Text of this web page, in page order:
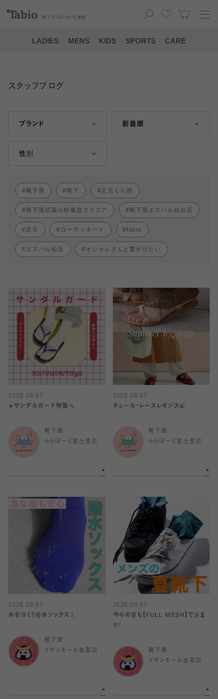
靴下の Tabio 公式通販
LADIES MENS KIDS SPORTS CARE
スタッフブログ
ブランド 新着順
性別
靴下屋 靴下 足元くら部
靴下屋武蔵小杉東急スクエア 靴下屋エスパル仙台店
足元 コーディネート tabio
エスパル仙台 オシャレさんと繋がりたい
2026.08.07
☀️サンダルガード特集🩴
靴下屋
ららぽーと富士見店
2026.08.07
チュール・レースレギンス🍃
靴下屋
ららぽーと富士見店
2026.08.07
水を弾く⁉️撥水ソックス💧
靴下屋
イオンモール名取店
2026.08.07
今年の夏も【FULL MESH】で決ま
り️‼️
靴下屋
イオンモール名取店